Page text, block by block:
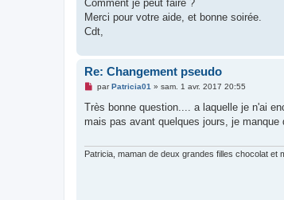
n
o
u
Comment je peut faire ?
Merci pour votre aide, et bonne soirée.
Cdt,
Re: Changement pseudo
M
s
a
n
parPatricia01 » sam. 1 avr. 2017 20:55
Très bonne question.... a laquelle je n'ai
mais pas avant quelques jours, je manque
Patricia, maman de deux grandes filles chocolat et